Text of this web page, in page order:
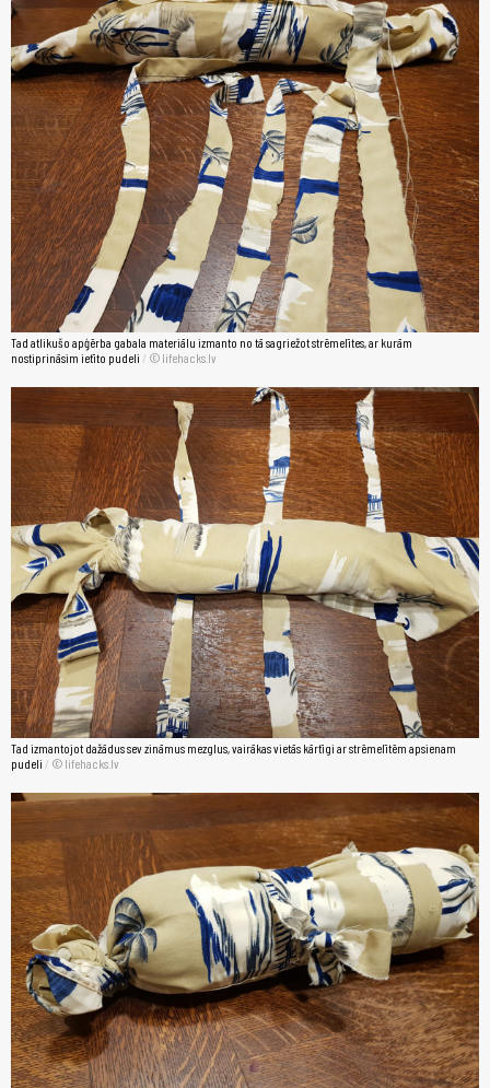
Tad atlikušo apģērba gabala materiālu izmanto no tā sagriežot strēmelītes, ar kurām
nostiprināsim ietīto pudeli / lifehacks.lv
Tad izmantojot dažādus sev zināmus mezglus, vairākas vietās kārtīgi ar strēmelītēm apsienam
pudeli / lifehacks.lv